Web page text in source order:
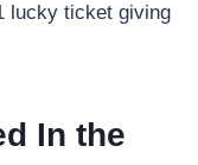
lucky ticket giving
In the